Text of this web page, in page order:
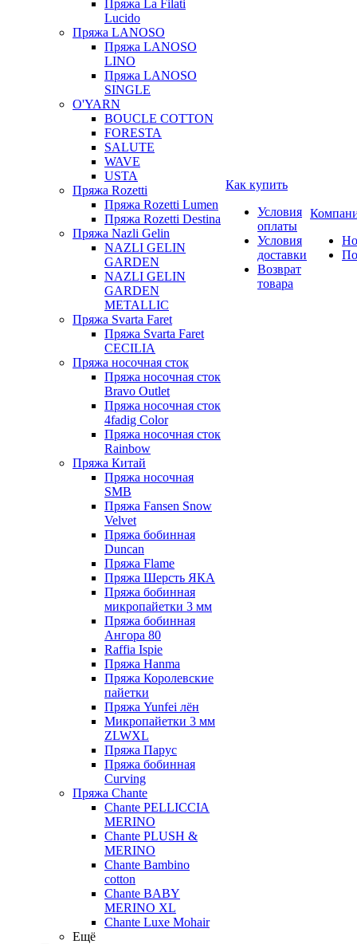
Пряжа La Filati
Lucido
Пряжа LANOSO
Пряжа LANOSO
LINO
Пряжа LANOSO
SINGLE
O'YARN
BOUCLE COTTON
FORESTA
SALUTE
WAVE
USTA
Пряжа Rozetti
Пряжа Rozetti Lumen
Пряжа Rozetti Destina
Пряжа Nazli Gelin
NAZLI GELIN
GARDEN
NAZLI GELIN
GARDEN
METALLIC
Пряжа Svarta Faret
Пряжа Svarta Faret
CECILIA
Пряжа носочная сток
Пряжа носочная сток
Bravo Outlet
Пряжа носочная сток
4fadig Color
Пряжа носочная сток
Rainbow
Пряжа Китай
Пряжа носочная
SMB
Пряжа Fansen Snow
Velvet
Пряжа бобинная
Duncan
Пряжа Flame
Пряжа Шерсть ЯКА
Пряжа бобинная
микропайетки 3 мм
Пряжа бобинная
Ангора 80
Raffia Ispie
Пряжа Hanma
Пряжа Королевские
пайетки
Пряжа Yunfei лён
Микропайетки 3 мм
ZLWXL
Пряжа Парус
Пряжа бобинная
Curving
Пряжа Chante
Chante PELLICCIA
MERINO
Chante PLUSH &
MERINO
Chante Bambino
cotton
Chante BABY
MERINO XL
Chante Luxe Mohair
Ещё
Как купить
Условия
оплаты
Условия
доставки
Возврат
товара